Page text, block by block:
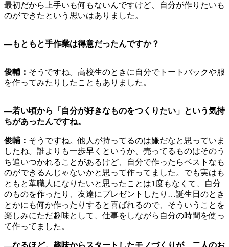
最初だから上手いも何もないんですけど、自分が作りたいも
のができたという思いはありました。
―もともと手作業は得意だったんですか？
俊輔： そうですね。高校生のときに自分でトートバックや服
を作ってみたりしたこともありました。
―若い頃から「自分が好きなものをつくりたい」という気持
ちがあったんですね。
俊輔： そうですね。他人が持ってるのは嫌だなと思っていま
したね。誰よりも一歩早くというか、売ってるものはそのう
ち追いつかれることがあるけど、自分で作ったらベストなも
のができるんじゃないかと思って作ってました。でも実はも
ともと革職人になりたいと思ったことは1度もなくて、自分
のものを作ったり、友達にプレゼントしたり…誕生日のとき
とかにも何か作ったりすると喜ばれるので、そういうことを
楽しみにただ趣味として、仕事をしながら自分の時間を使っ
て作ってました。